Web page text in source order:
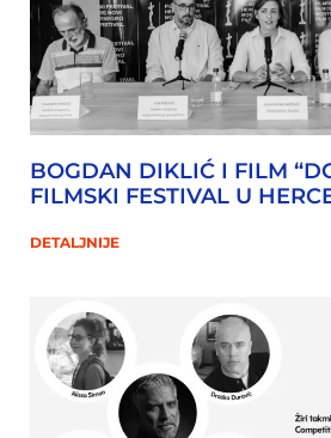
BOGDAN DIKLIĆ I FILM
FILMSKI FESTIVAL U
DETALJNIJE